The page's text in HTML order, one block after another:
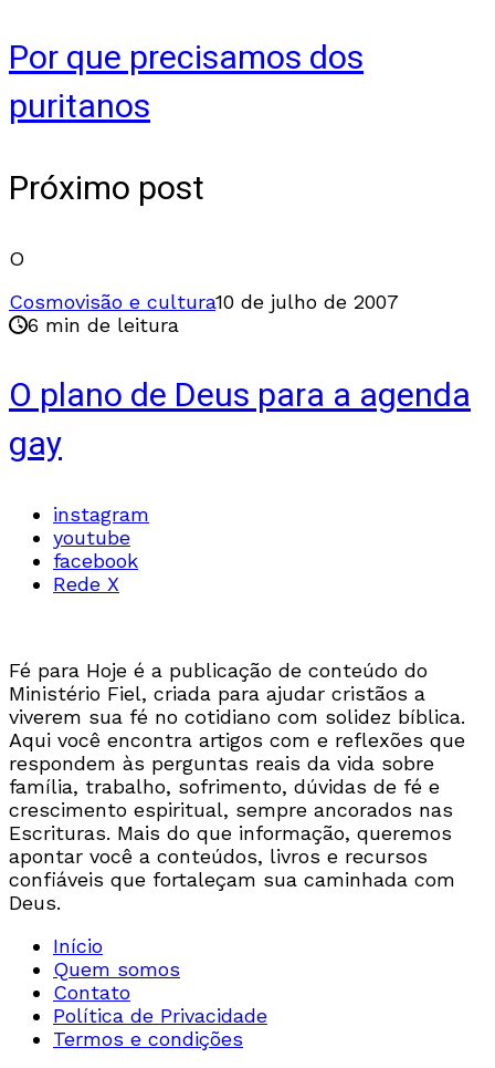
Por que precisamos dos
puritanos
Próximo post
O
Cosmovisão e cultura10 de julho de 2007
6 min de leitura
O plano de Deus para a agenda
gay
instagram
youtube
facebook
Rede X
Fé para Hoje é a publicação de conteúdo do
Ministério Fiel, criada para ajudar cristãos a
viverem sua fé no cotidiano com solidez bíblica.
Aqui você encontra artigos com e reflexões que
respondem às perguntas reais da vida sobre
família, trabalho, sofrimento, dúvidas de fé e
crescimento espiritual, sempre ancorados nas
Escrituras. Mais do que informação, queremos
apontar você a conteúdos, livros e recursos
confiáveis que fortaleçam sua caminhada com
Deus.
Início
Quem somos
Contato
Política de Privacidade
Termos e condições